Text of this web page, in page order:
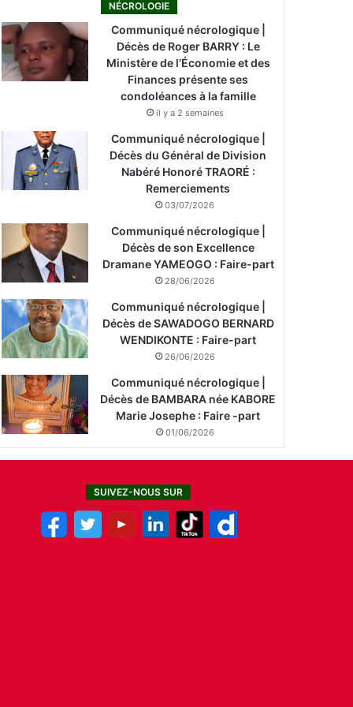
NÉCROLOGIE
Communiqué nécrologique |
Décès de Roger BARRY : Le
Ministère de l’Économie et des
Finances présente ses
condoléances à la famille
il y a 2 semaines
Communiqué nécrologique |
Décès du Général de Division
Nabéré Honoré TRAORÉ :
Remerciements
03/07/2026
Communiqué nécrologique |
Décès de son Excellence
Dramane YAMEOGO : Faire-part
28/06/2026
Communiqué nécrologique |
Décès de SAWADOGO BERNARD
WENDIKONTE : Faire-part
26/06/2026
Communiqué nécrologique |
Décès de BAMBARA née KABORE
Marie Josephe : Faire -part
01/06/2026
SUIVEZ-NOUS SUR